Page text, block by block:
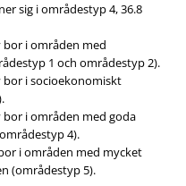
sig i områdestyp 4, 36.8
bor i områden med
1 och områdestyp 2).
bor i socioekonomiskt
i områden med goda
4).
i områden med mycket
(områdestyp 5).